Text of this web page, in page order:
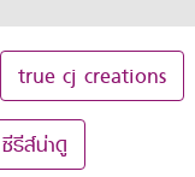
true cj creations
ซีรีส์น่าดู